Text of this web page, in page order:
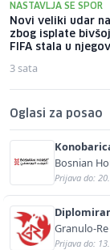
NASTAVLJA SE SPOR
Novi veliki udar
zbog isplate
FIFA stala u
3 sata
Oglasi za posao
Bosnian
Prijava do:
sigurnosti
Granulo-Re
Prijava do: